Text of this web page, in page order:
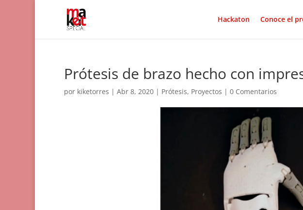
Hackaton Conoce el
Prótesis de brazo hecho con
por kiketorres | Abr 8, 2020 | Prótesis, Proyectos | 0 Comentarios